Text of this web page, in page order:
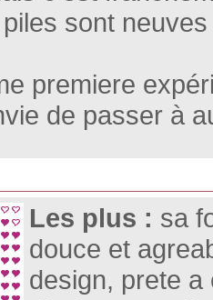
sont
premiere
de passer à
Les plus : sa
douce et
design, prete a